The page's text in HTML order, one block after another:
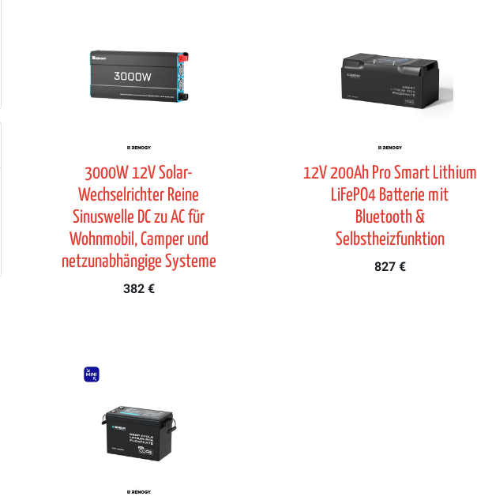
3000W 12V Solar-
Wechselrichter Reine
Sinuswelle DC zu AC für
Wohnmobil, Camper und
netzunabhängige Systeme
382 €
12V 200Ah Pro Smart Lithium
LiFePO4 Batterie mit
Bluetooth &
Selbstheizfunktion
827 €